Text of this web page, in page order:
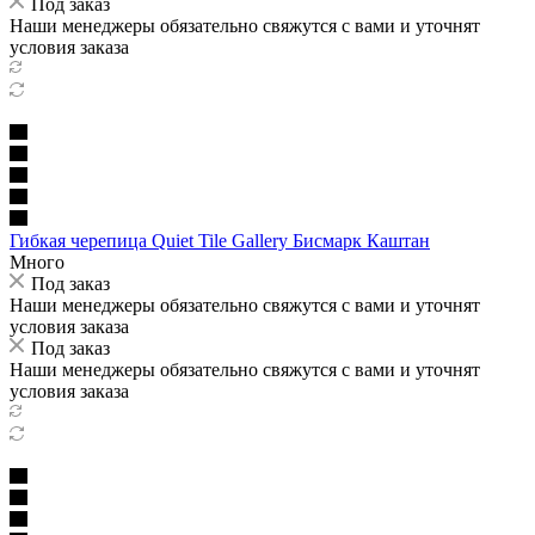
Наши менеджеры обязательно свяжутся с вами и уточнят
условия заказа
Гибкая черепица Quiet Tile Gallery Бисмарк Каштан
Много
Под заказ
Наши менеджеры обязательно свяжутся с вами и уточнят
условия заказа
Под заказ
Наши менеджеры обязательно свяжутся с вами и уточнят
условия заказа